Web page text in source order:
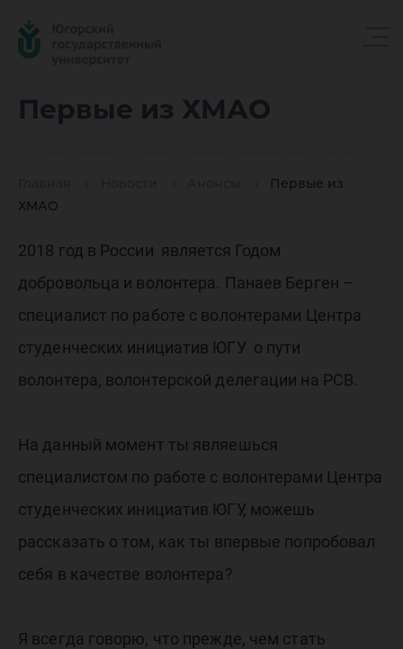
Первые из ХМАО
Первые из
ХМАО
Первые
из
ХМАО
2018 год в России является Годом
добровольца и волонтера. Панаев Берген –
специалист по работе с волонтерами Центра
студенческих инициатив ЮГУ о пути
волонтера, волонтерской делегации на РСВ.
На данный момент ты являешься
специалистом по работе с волонтерами Центра
студенческих инициатив ЮГУ, можешь
рассказать о том, как ты впервые попробовал
себя в качестве волонтера?
Я всегда говорю, что прежде, чем стать